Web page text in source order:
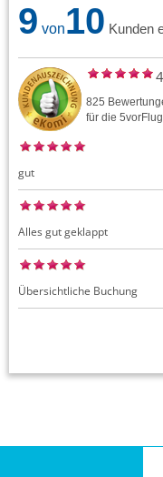
9 von10 Kunden
825
für die 5vorFlug
gut
Alles gut geklappt
Übersichtliche Buchung